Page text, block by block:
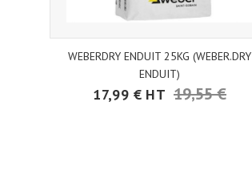
WEBERDRY ENDUIT 25KG (WEBER.DRY
ENDUIT)
17,99 € HT 19,55 €